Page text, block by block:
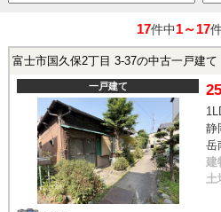
17件中1～17
富士市国久保2丁目 3-37の中古一戸建て
一戸建て
静
岳
建
土